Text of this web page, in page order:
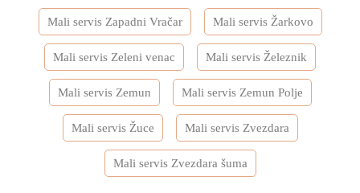
Mali servis Zapadni Vračar Mali servis Žarkovo
Mali servis Zeleni venac Mali servis Železnik
Mali servis Zemun Mali servis Zemun Polje
Mali servis Žuce Mali servis Zvezdara
Mali servis Zvezdara šuma